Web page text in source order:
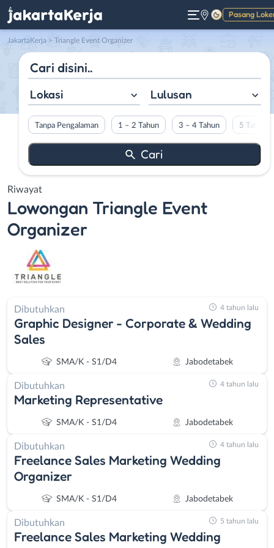
Pasang
Gelap
JakartaKerja > Triangle Event Organizer
Lokasi Lulusan
Tanpa Pengalaman 1 – 2 Tahun 3 – 4 Tahun 5 Tahun
Riwayat
Lowongan Triangle Event
Organizer
Dibutuhkan
Graphic Designer - Corporate & Wedding
Sales
SMA/K - S1/D4 Jabodetabek
4 tahun lalu
Dibutuhkan
Marketing Representative
SMA/K - S1/D4 Jabodetabek
4 tahun lalu
Dibutuhkan
Freelance Sales Marketing Wedding
Organizer
SMA/K - S1/D4 Jabodetabek
4 tahun lalu
Dibutuhkan
Freelance Sales Marketing Wedding
5 tahun lalu